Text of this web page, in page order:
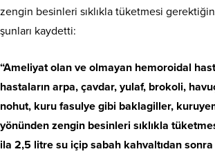
zengin besinleri sıklıkla tüketmesi
şunları kaydetti:
“Ameliyat olan ve olmayan hemoroidal
hastaların arpa, çavdar, yulaf, brokoli,
nohut, kuru fasulye gibi baklagiller,
yönünden zengin besinleri sıklıkla
ila 2,5 litre su içip sabah kahvaltıdan